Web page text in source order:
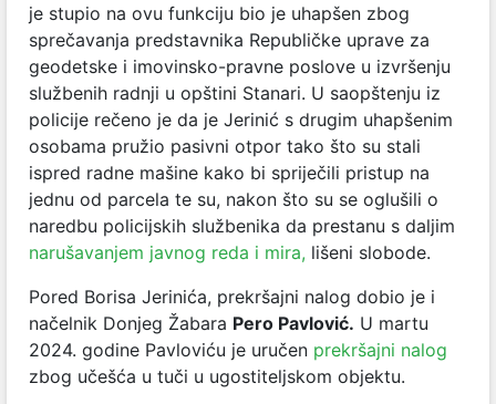
je stupio na ovu funkciju bio je uhapšen zbog
sprečavanja predstavnika Republičke uprave za
geodetske i imovinsko-pravne poslove u izvršenju
službenih radnji u opštini Stanari. U saopštenju iz
policije rečeno je da je Jerinić s drugim uhapšenim
osobama pružio pasivni otpor tako što su stali
ispred radne mašine kako bi spriječili pristup na
jednu od parcela te su, nakon što su se oglušili o
naredbu policijskih službenika da prestanu s daljim
narušavanjem javnog reda i mira, lišeni slobode.
Pored Borisa Jerinića, prekršajni nalog dobio je i
načelnik Donjeg Žabara Pero Pavlović. U martu
2024. godine Pavloviću je uručen prekršajni nalog
zbog učešća u tuči u ugostiteljskom objektu.